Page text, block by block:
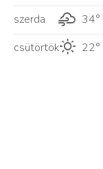
szerda
34°
csütörtök
22°